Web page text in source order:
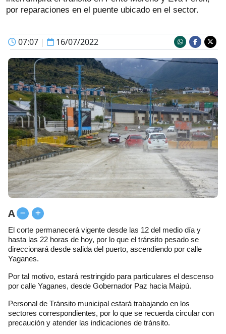
por reparaciones en el puente ubicado en el sector.
07:07 | 16/07/2022
A
El corte permanecerá vigente desde las 12 del medio día y
hasta las 22 horas de hoy, por lo que el tránsito pesado se
direccionará desde salida del puerto, ascendiendo por calle
Yaganes.
Por tal motivo, estará restringido para particulares el descenso
por calle Yaganes, desde Gobernador Paz hacia Maipú.
Personal de Tránsito municipal estará trabajando en los
sectores correspondientes, por lo que se recuerda circular con
precaución y atender las indicaciones de tránsito.